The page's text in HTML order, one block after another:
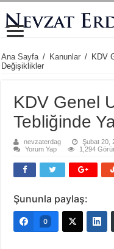
Ana Sayfa / Kanunlar / KDV
Değişiklikler
KDV Genel
Tebliğinde
nevzaterdag Şubat 20,
Yorum Yap
1,294
Şununla paylaş:
0